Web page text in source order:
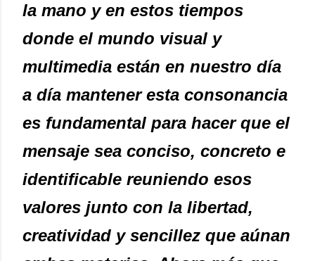
la mano y en estos tiempos
donde el mundo visual y
multimedia están en nuestro día
a día mantener esta consonancia
es fundamental para hacer que el
mensaje sea conciso, concreto e
identificable reuniendo esos
valores junto con la libertad,
creatividad y sencillez que aúnan